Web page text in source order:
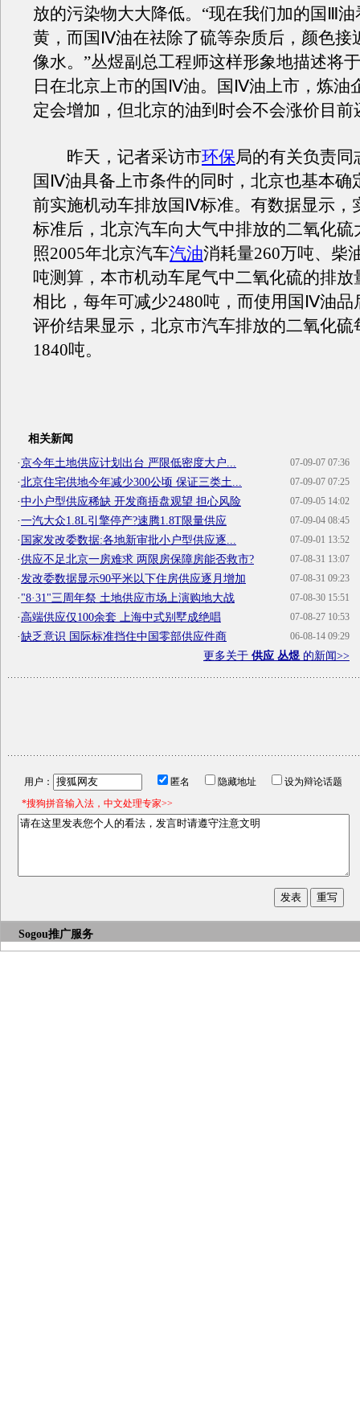
放的污染物大大降低。“现在我们加的国Ⅲ
黄，而国Ⅳ油在祛除了硫等杂质后，颜色接
像水。”丛煜副总工程师这样形象地描述将
日在北京上市的国Ⅳ油。国Ⅳ油上市，炼油
定会增加，但北京的油到时会不会涨价目前
昨天，记者采访市环保局的有关负责同
国Ⅳ油具备上市条件的同时，北京也基本确
前实施机动车排放国Ⅳ标准。有数据显示，
标准后，北京汽车向大气中排放的二氧化硫
照2005年北京汽车汽油消耗量260万吨、柴
吨测算，本市机动车尾气中二氧化硫的排放
相比，每年可减少2480吨，而使用国Ⅳ油品
评价结果显示，北京市汽车排放的二氧化硫
1840吨。
相关新闻
07-09-07 07:36
·京今年土地供应计划出台 严限低密度大户...
07-09-07 07:25
·北京住宅供地今年减少300公顷 保证三类土...
07-09-05 14:02
·中小户型供应稀缺 开发商捂盘观望 担心风险
07-09-04 08:45
·一汽大众1.8L引擎停产?速腾1.8T限量供应
07-09-01 13:52
·国家发改委数据:各地新审批小户型供应逐...
07-08-31 13:07
·供应不足北京一房难求 两限房保障房能否救市?
07-08-31 09:23
·发改委数据显示90平米以下住房供应逐月增加
07-08-30 15:51
·"8·31"三周年祭 土地供应市场上演购地大战
07-08-27 10:53
·高端供应仅100余套 上海中式别墅成绝唱
06-08-14 09:29
·缺乏意识 国际标准挡住中国零部供应件商
更多关于 供应 丛煜 的新闻>>
用户： 匿名 隐藏地址
设为辩论话题
*搜狗拼音输入法，中文处理专家>>
Sogou推广服务